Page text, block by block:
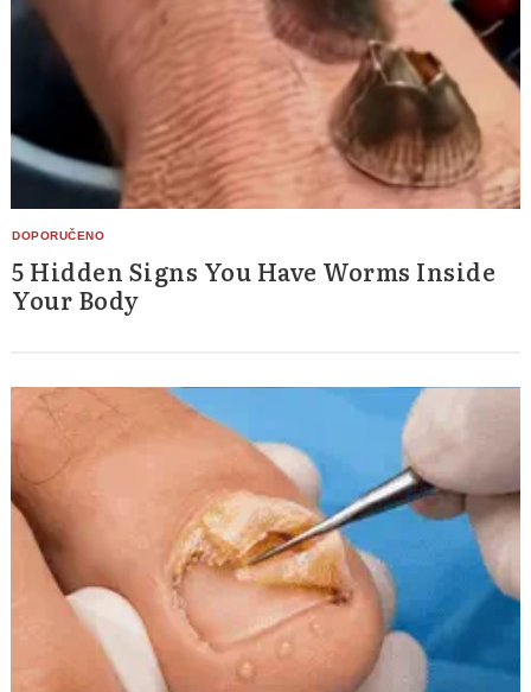
5 Hidden Signs You Have Worms Inside
Your Body